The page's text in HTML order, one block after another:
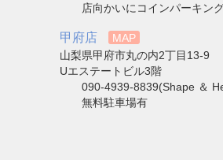
店向かいにコインパーキン
甲府店
MAP
山梨県甲府市丸の内2丁目13-9
Uエステートビル3階
090-4939-8839(Shape ＆
無料駐車場有